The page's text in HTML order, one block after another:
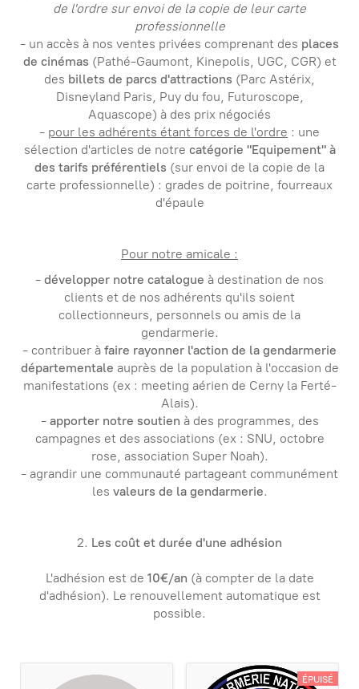
de l'ordre sur envoi de la copie de leur carte
professionnelle
- un accès à nos ventes privées comprenant des places
de cinémas (Pathé-Gaumont, Kinepolis, UGC, CGR) et
des billets de parcs d'attractions (Parc Astérix,
Disneyland Paris, Puy du fou, Futuroscope,
Aquascope) à des prix négociés
- pour les adhérents étant forces de l'ordre : une
sélection d'articles de notre catégorie "Equipement" à
des tarifs préférentiels (sur envoi de la copie de la
carte professionnelle) : grades de poitrine, fourreaux
d'épaule
Pour notre amicale :
- développer notre catalogue à destination de nos
clients et de nos adhérents qu'ils soient
collectionneurs, personnels ou amis de la
gendarmerie.
- contribuer à faire rayonner l'action de la gendarmerie
départementale auprès de la population à l'occasion de
manifestations (ex : meeting aérien de Cerny la Ferté-
Alais).
- apporter notre soutien à des programmes, des
campagnes et des associations (ex : SNU, octobre
rose, association Super Noah).
- agrandir une communauté partageant communément
les valeurs de la gendarmerie.
2. Les coût et durée d'une adhésion
L'adhésion est de 10€/an (à compter de la date
d'adhésion). Le renouvellement automatique est
possible.
ÉPUISÉ